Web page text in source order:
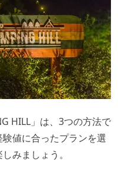
HILL」は、3つの方法で
値に合ったプランを選
みましょう。